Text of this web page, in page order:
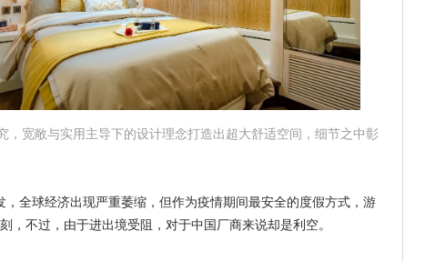
，宽敞与实用主导下的设计理念打造出超大舒适空间，细节之中彰
全球经济出现严重萎缩，但作为疫情期间最安全的度假方式，游
，不过，由于进出境受阻，对于中国厂商来说却是利空。